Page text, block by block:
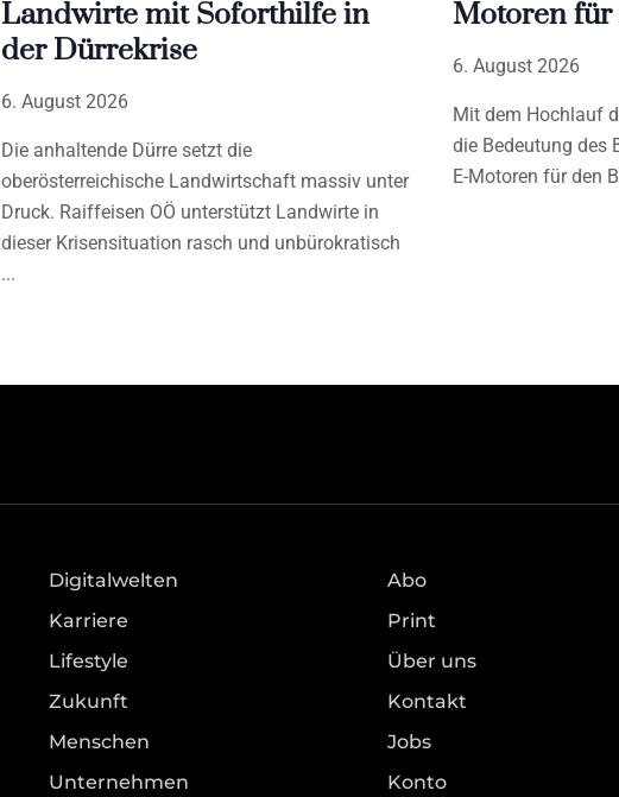
Landwirte mit Soforthilfe in
der Dürrekrise
6. August 2026
Die anhaltende Dürre setzt die
oberösterreichische Landwirtschaft massiv unter
Druck. Raiffeisen OÖ unterstützt Landwirte in
dieser Krisensituation rasch und unbürokratisch
Motoren für
6. August 2026
Mit dem Hochlauf
die Bedeutung des
E-Motoren für den
Digitalwelten
Karriere
Lifestyle
Zukunft
Menschen
Unternehmen
Abo
Print
Über uns
Kontakt
Jobs
Konto